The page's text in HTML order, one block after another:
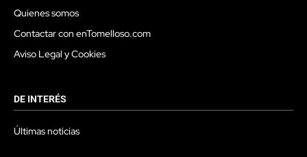
Quienes somos
Contactar con enTomelloso.com
Aviso Legal y Cookies
DE INTERÉS
Últimas noticias